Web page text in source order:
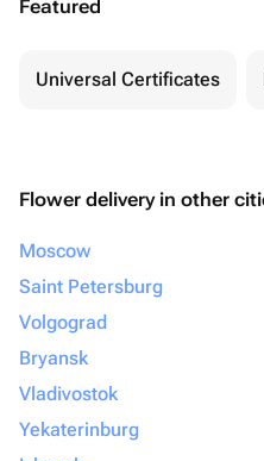
Featured
Universal Certificates
Flower delivery in other
Moscow
Saint Petersburg
Volgograd
Bryansk
Vladivostok
Yekaterinburg